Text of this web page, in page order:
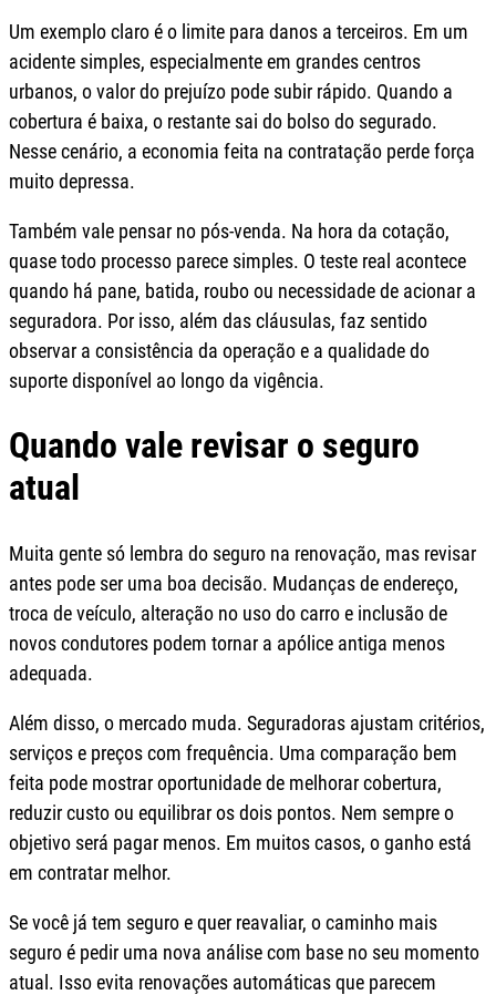
Um exemplo claro é o limite para danos a terceiros. Em um
acidente simples, especialmente em grandes centros
urbanos, o valor do prejuízo pode subir rápido. Quando a
cobertura é baixa, o restante sai do bolso do segurado.
Nesse cenário, a economia feita na contratação perde força
muito depressa.
Também vale pensar no pós-venda. Na hora da cotação,
quase todo processo parece simples. O teste real acontece
quando há pane, batida, roubo ou necessidade de acionar a
seguradora. Por isso, além das cláusulas, faz sentido
observar a consistência da operação e a qualidade do
suporte disponível ao longo da vigência.
Quando vale revisar o seguro
atual
Muita gente só lembra do seguro na renovação, mas revisar
antes pode ser uma boa decisão. Mudanças de endereço,
troca de veículo, alteração no uso do carro e inclusão de
novos condutores podem tornar a apólice antiga menos
adequada.
Além disso, o mercado muda. Seguradoras ajustam critérios,
serviços e preços com frequência. Uma comparação bem
feita pode mostrar oportunidade de melhorar cobertura,
reduzir custo ou equilibrar os dois pontos. Nem sempre o
objetivo será pagar menos. Em muitos casos, o ganho está
em contratar melhor.
Se você já tem seguro e quer reavaliar, o caminho mais
seguro é pedir uma nova análise com base no seu momento
atual. Isso evita renovações automáticas que parecem